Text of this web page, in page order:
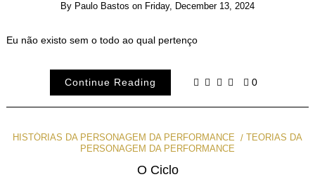
By Paulo Bastos on Friday, December 13, 2024
Eu não existo sem o todo ao qual pertenço
Continue Reading 0
HISTÓRIAS DA PERSONAGEM DA PERFORMANCE
TEORIAS DA
PERSONAGEM DA PERFORMANCE
O Ciclo